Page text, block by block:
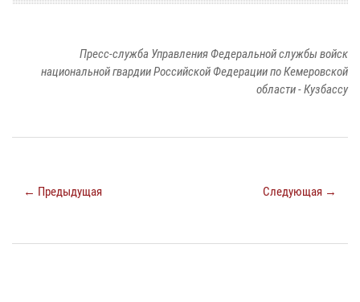
Пресс-служба Управления Федеральной службы войск
национальной гвардии Российской Федерации по Кемеровской
области - Кузбассу
← Предыдущая Следующая →